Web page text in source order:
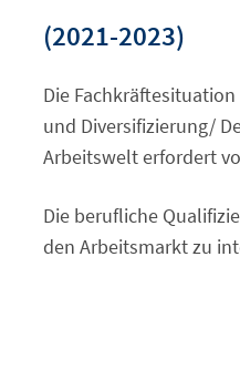
Zahlen
Auf dem Weg
(2021-2023)
Die
und Diversifizierung/
Arbeitswelt erfordert
Die berufliche
den Arbeitsmarkt zu